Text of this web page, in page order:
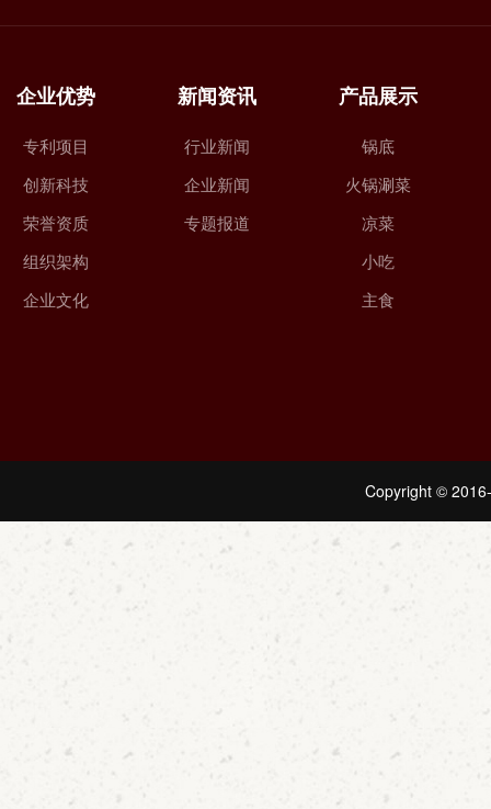
企业优势
专利项目
创新科技
荣誉资质
组织架构
企业文化
新闻资讯
行业新闻
企业新闻
专题报道
产品展示
锅底
火锅涮菜
凉菜
小吃
主食
Copyright ©